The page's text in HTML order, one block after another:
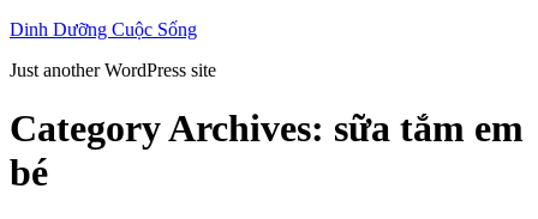
Skip
content
Dinh Dưỡng Cuộc Sống
Just another WordPress site
Category Archives: sữa tắm em
bé